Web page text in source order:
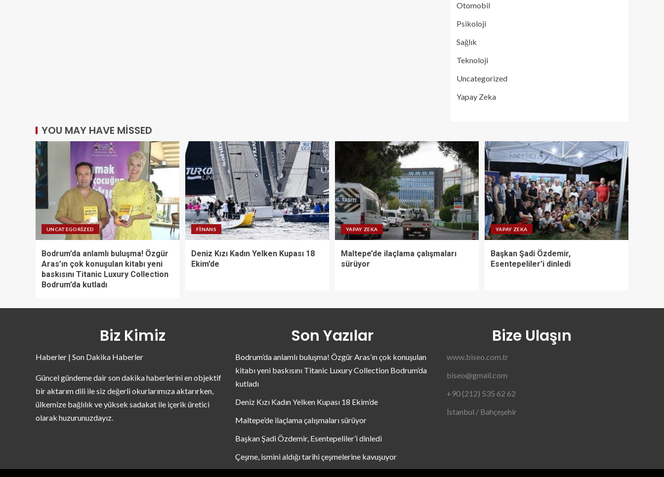
Otomobil
Psikoloji
Sağlık
Teknoloji
Uncategorized
Yapay Zeka
YOU MAY HAVE MISSED
UNCATEGORIZED
Bodrum’da anlamlı buluşma! Özgür
Aras’ın çok konuşulan kitabı yeni
baskısını Titanic Luxury Collection
Bodrum’da kutladı
FINANS
Deniz Kızı Kadın Yelken Kupası 18
Ekim’de
YAPAY ZEKA
Maltepe’de ilaçlama çalışmaları
sürüyor
YAPAY ZEKA
Başkan Şadi Özdemir,
Esentepeliler’i dinledi
Biz Kimiz
Haberler | Son Dakika Haberler
Güncel gündeme dair son dakika haberlerini en objektif
bir aktarım dili ile siz değerli okurlarımıza aktarırken,
ülkemize bağlılık ve yüksek sadakat ile içerik üretici
olarak huzurunuzdayız.
Son Yazılar
Bodrum’da anlamlı buluşma! Özgür Aras’ın çok konuşulan
kitabı yeni baskısını Titanic Luxury Collection Bodrum’da
kutladı
Deniz Kızı Kadın Yelken Kupası 18 Ekim’de
Maltepe’de ilaçlama çalışmaları sürüyor
Başkan Şadi Özdemir, Esentepeliler’i dinledi
Çeşme, ismini aldığı tarihi çeşmelerine kavuşuyor
Bize Ulaşın
www.biseo.com.tr
biseo@gmail.com
+90 (212) 535 62 62
İstanbul / Bahçeşehir